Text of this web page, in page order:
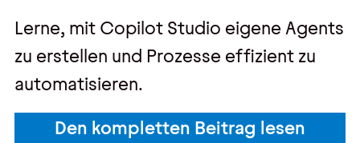
Lerne, mit Copilot Studio eigene Agents
zu erstellen und Prozesse effizient zu
automatisieren.
Den kompletten Beitrag lesen